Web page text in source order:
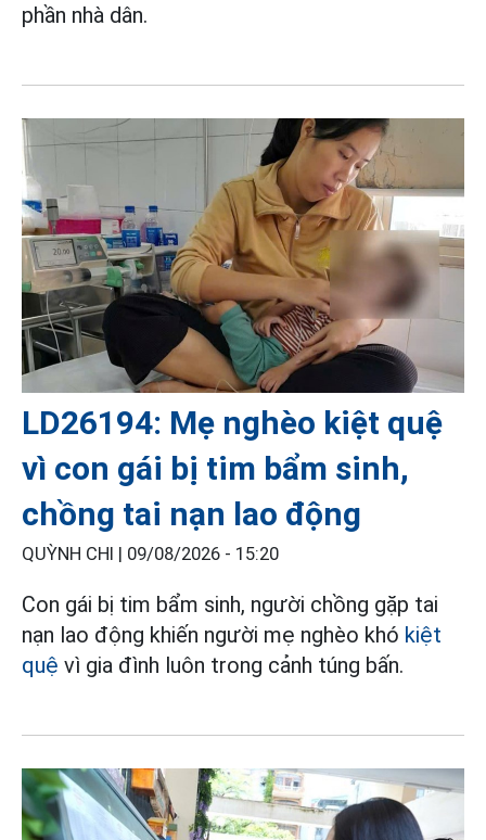
phần nhà dân.
LD26194: Mẹ nghèo kiệt quệ
vì con gái bị tim bẩm sinh,
chồng tai nạn lao động
QUỲNH CHI | 09/08/2026 - 15:20
Con gái bị tim bẩm sinh, người chồng gặp tai
nạn lao động khiến người mẹ nghèo khó kiệt
quệ vì gia đình luôn trong cảnh túng bấn.